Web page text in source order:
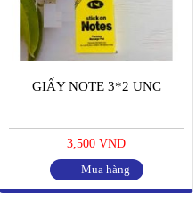
GIẤY NOTE 3*2 UNC
3,500 VND
Mua hàng